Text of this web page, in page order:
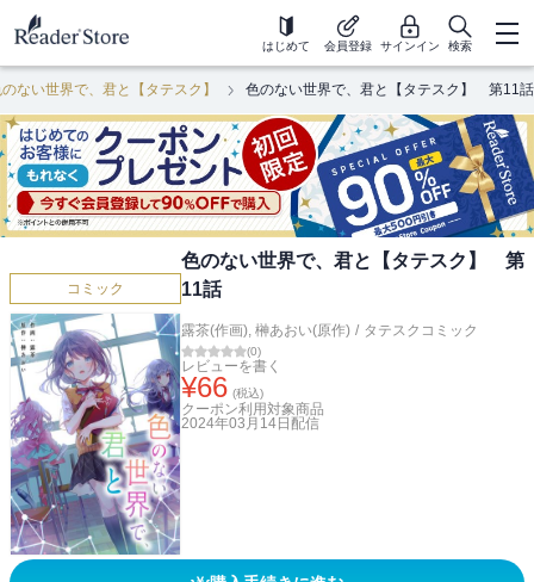
はじめて 会員登録 サインイン 検索
ない世界で、君と【タテスク】 色のない世界で、君と【タテスク】 第11話
コミック
色のない世界で、君と【タテスク】 第
11話
露茶(作画), 榊あおい(原作) / タテスクコミック
(0)
レビューを書く
¥66 (税込)
クーポン利用対象商品
2024年03月14日 配信